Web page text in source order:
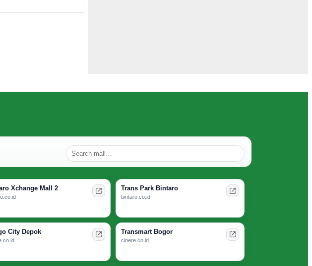
Xchange Mall 2 Trans Park Bintaro
bintaro.co.id
City Depok Transmart Bogor
cinere.co.id